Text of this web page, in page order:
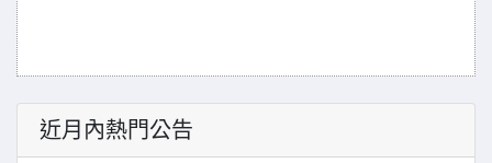
近月內熱門公告